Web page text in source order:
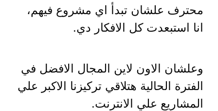
محترف علشان تبدأ اي مشروع فيهم،
انا استبعدت كل الافكار دي.
وعلشان الاون لاين المجال الافضل في
الفترة الحالية هتلاقي تركيزنا الاكبر علي
المشاريع علي الانترنت.